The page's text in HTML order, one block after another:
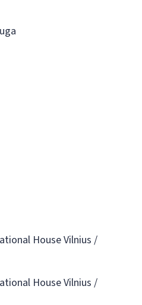
House Vilnius /
House Vilnius /